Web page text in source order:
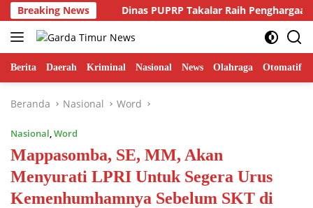
Langsung
ke
konten
Breaking News
Fitnah?? Dinas PUPRP Takalar Raih Penghargaan
Berita Daerah Kriminal Nasional News Olahraga Otomatif
Beranda Nasional Word
Nasional,Word
Mappasomba, SE, MM, Akan
Menyurati LPRI Untuk Segera Urus
Kemenhumhamnya Sebelum SKT di